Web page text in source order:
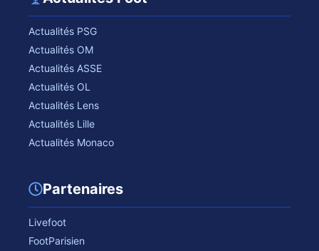
Actualités PSG
Actualités OM
Actualités ASSE
Actualités OL
Actualités Lens
Actualités Lille
Actualités Monaco
Partenaires
Livefoot
FootParisien